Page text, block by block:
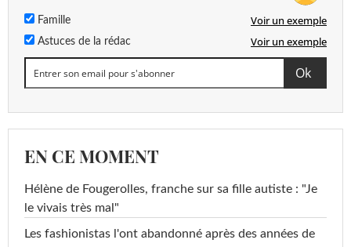
Famille Voir un exemple
Astuces de la rédac Voir un exemple
EN CE MOMENT
Hélène de Fougerolles, franche sur sa fille autiste : "Je
le vivais très mal"
Les fashionistas l'ont abandonné après des années de